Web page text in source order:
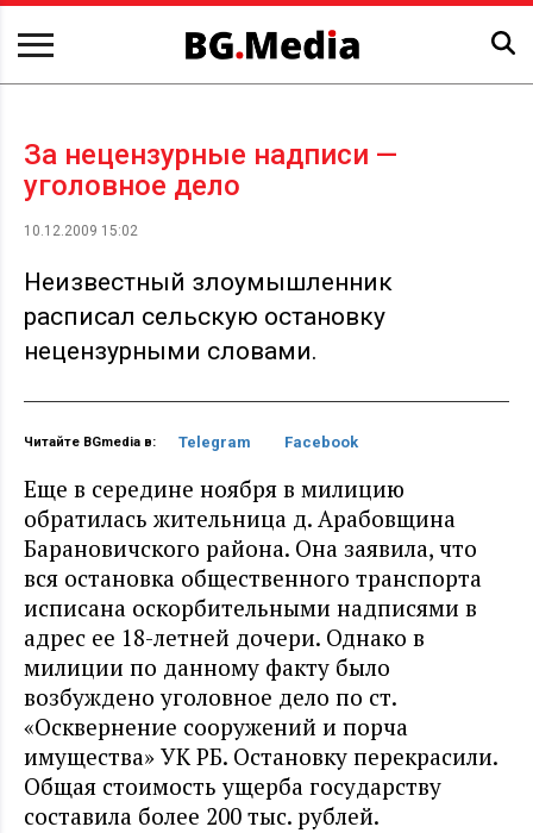
За нецензурные надписи —
уголовное дело
10.12.2009 15:02
Неизвестный злоумышленник
расписал сельскую остановку
нецензурными словами.
Читайте BGmedia в: Telegram Facebook
Еще в середине ноября в милицию
обратилась жительница д. Арабовщина
Барановичского района. Она заявила, что
вся остановка общественного транспорта
исписана оскорбительными надписями в
адрес ее 18-летней дочери. Однако в
милиции по данному факту было
возбуждено уголовное дело по ст.
«Осквернение сооружений и порча
имущества» УК РБ. Остановку перекрасили.
Общая стоимость ущерба государству
составила более 200 тыс. рублей.